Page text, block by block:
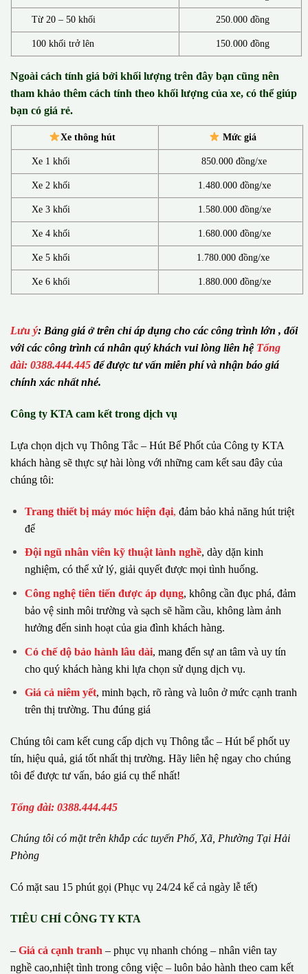
Từ 20 – 50 khối 250.000 đồng
100 khối trở lên 150.000 đồng
Ngoài cách tính giá bởi khối lượng trên đây bạn cũng nên
tham khảo thêm cách tính theo khối lượng của xe, có thể giúp
bạn có giá rẻ.
Xe thông hút Mức giá
Xe 1 khối 850.000 đồng/xe
Xe 2 khối 1.480.000 đồng/xe
Xe 3 khối 1.580.000 đồng/xe
Xe 4 khối 1.680.000 đồng/xe
Xe 5 khối 1.780.000 đồng/xe
Xe 6 khối 1.880.000 đồng/xe
Lưu ý: Bảng giá ở trên chỉ áp dụng cho các công trình lớn , đối
với các công trình cá nhân quý khách vui lòng liên hệ Tổng
đài: 0388.444.445 để được tư vấn miễn phí và nhận báo giá
chính xác nhất nhé.
Công ty KTA cam kết trong dịch vụ
Lựa chọn dịch vụ Thông Tắc – Hút Bể Phốt của Công ty KTA
khách hàng sẽ thực sự hài lòng với những cam kết sau đây của
chúng tôi:
Trang thiết bị máy móc hiện đại, đảm bảo khả năng hút triệt
để
Đội ngũ nhân viên kỹ thuật lành nghề, dày dặn kinh
nghiệm, có thể xử lý, giải quyết được mọi tình huống.
Công nghệ tiên tiến được áp dụng, không cần đục phá, đảm
bảo vệ sinh môi trường và sạch sẽ hầm cầu, không làm ảnh
hưởng đến sinh hoạt của gia đình khách hàng.
Có chế dộ bảo hành lâu dài, mang đến sự an tâm và uy tín
cho quý khách hàng khi lựa chọn sử dụng dịch vụ.
Giá cả niêm yết, minh bạch, rõ ràng và luôn ở mức cạnh tranh
trên thị trường. Thu đúng giá
Chúng tôi cam kết cung cấp dịch vụ Thông tắc – Hút bể phốt uy
tín, hiệu quả, giá tốt nhất thị trường. Hãy liên hệ ngay cho chúng
tôi để được tư vấn, báo giá cụ thể nhất!
Tổng đài: 0388.444.445
Chúng tôi có mặt trên khắp các tuyến Phố, Xã, Phường Tại Hải
Phòng
Có mặt sau 15 phút gọi (Phục vụ 24/24 kể cả ngày lễ tết)
TIÊU CHÍ CÔNG TY KTA
– Giá cả cạnh tranh – phục vụ nhanh chóng – nhân viên tay
nghề cao,nhiệt tình trong công việc – luôn bảo hành theo cam kết